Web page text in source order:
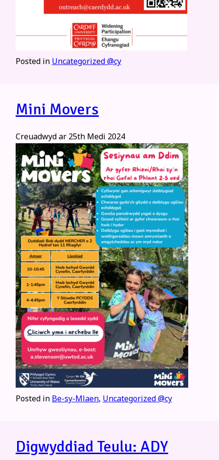
Posted in Uncategorized @cy
Mini Movers
Creuadwyd ar 25th Medi 2024
Posted in Be-sy-Mlaen, Uncategorized @cy
Digwyddiad Teulu: ADY